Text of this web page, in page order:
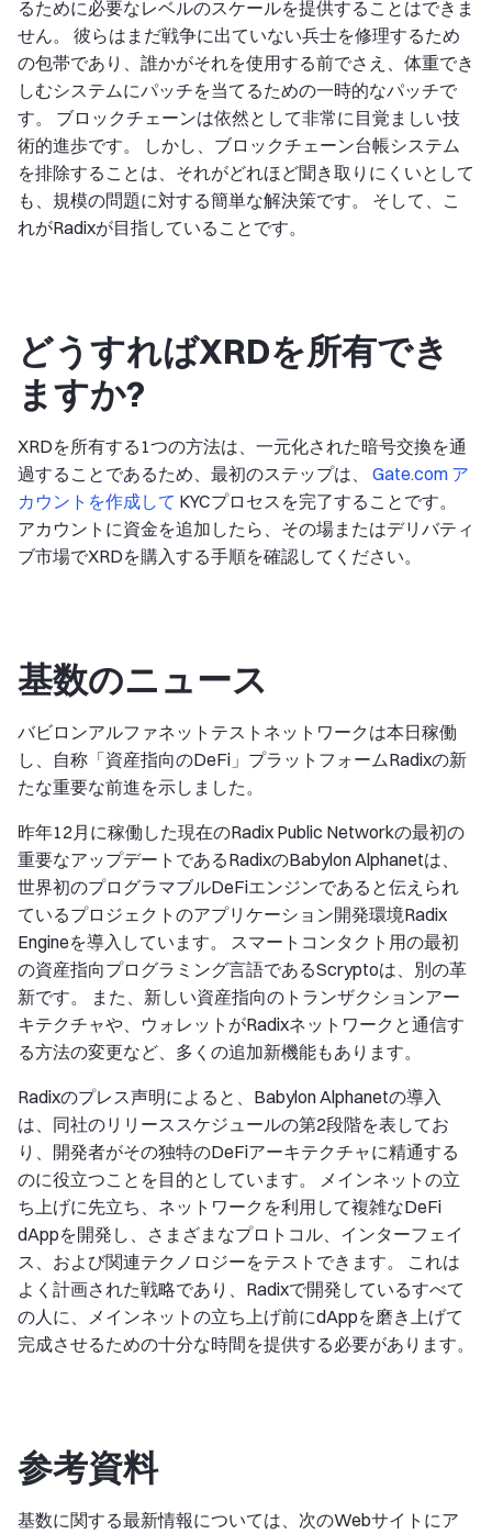
るために必要なレベルのスケールを提供することはできま
せん。 彼らはまだ戦争に出ていない兵士を修理するため
の包帯であり、誰かがそれを使用する前でさえ、体重でき
しむシステムにパッチを当てるための一時的なパッチで
す。 ブロックチェーンは依然として非常に目覚ましい技
術的進歩です。 しかし、ブロックチェーン台帳システム
を排除することは、それがどれほど聞き取りにくいとして
も、規模の問題に対する簡単な解決策です。 そして、こ
れがRadixが目指していることです。
どうすればXRDを所有でき
ますか?
XRDを所有する1つの方法は、一元化された暗号交換を通
過することであるため、最初のステップは、 Gate.com ア
カウントを作成して KYCプロセスを完了することです。
アカウントに資金を追加したら、その場またはデリバティ
ブ市場でXRDを購入する手順を確認してください。
基数のニュース
バビロンアルファネットテストネットワークは本日稼働
し、自称「資産指向のDeFi」プラットフォームRadixの新
たな重要な前進を示しました。
昨年12月に稼働した現在のRadix Public Networkの最初の
重要なアップデートであるRadixのBabylon Alphanetは、
世界初のプログラマブルDeFiエンジンであると伝えられ
ているプロジェクトのアプリケーション開発環境Radix
Engineを導入しています。 スマートコンタクト用の最初
の資産指向プログラミング言語であるScryptoは、別の革
新です。 また、新しい資産指向のトランザクションアー
キテクチャや、ウォレットがRadixネットワークと通信す
る方法の変更など、多くの追加新機能もあります。
Radixのプレス声明によると、Babylon Alphanetの導入
は、同社のリリーススケジュールの第2段階を表してお
り、開発者がその独特のDeFiアーキテクチャに精通する
のに役立つことを目的としています。 メインネットの立
ち上げに先立ち、ネットワークを利用して複雑なDeFi
dAppを開発し、さまざまなプロトコル、インターフェイ
ス、および関連テクノロジーをテストできます。 これは
よく計画された戦略であり、Radixで開発しているすべて
の人に、メインネットの立ち上げ前にdAppを磨き上げて
完成させるための十分な時間を提供する必要があります。
参考資料
基数に関する最新情報については、次のWebサイトにア